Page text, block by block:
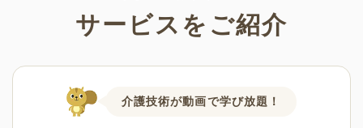
サービスをご紹介
介護技術が動画で学び放題！